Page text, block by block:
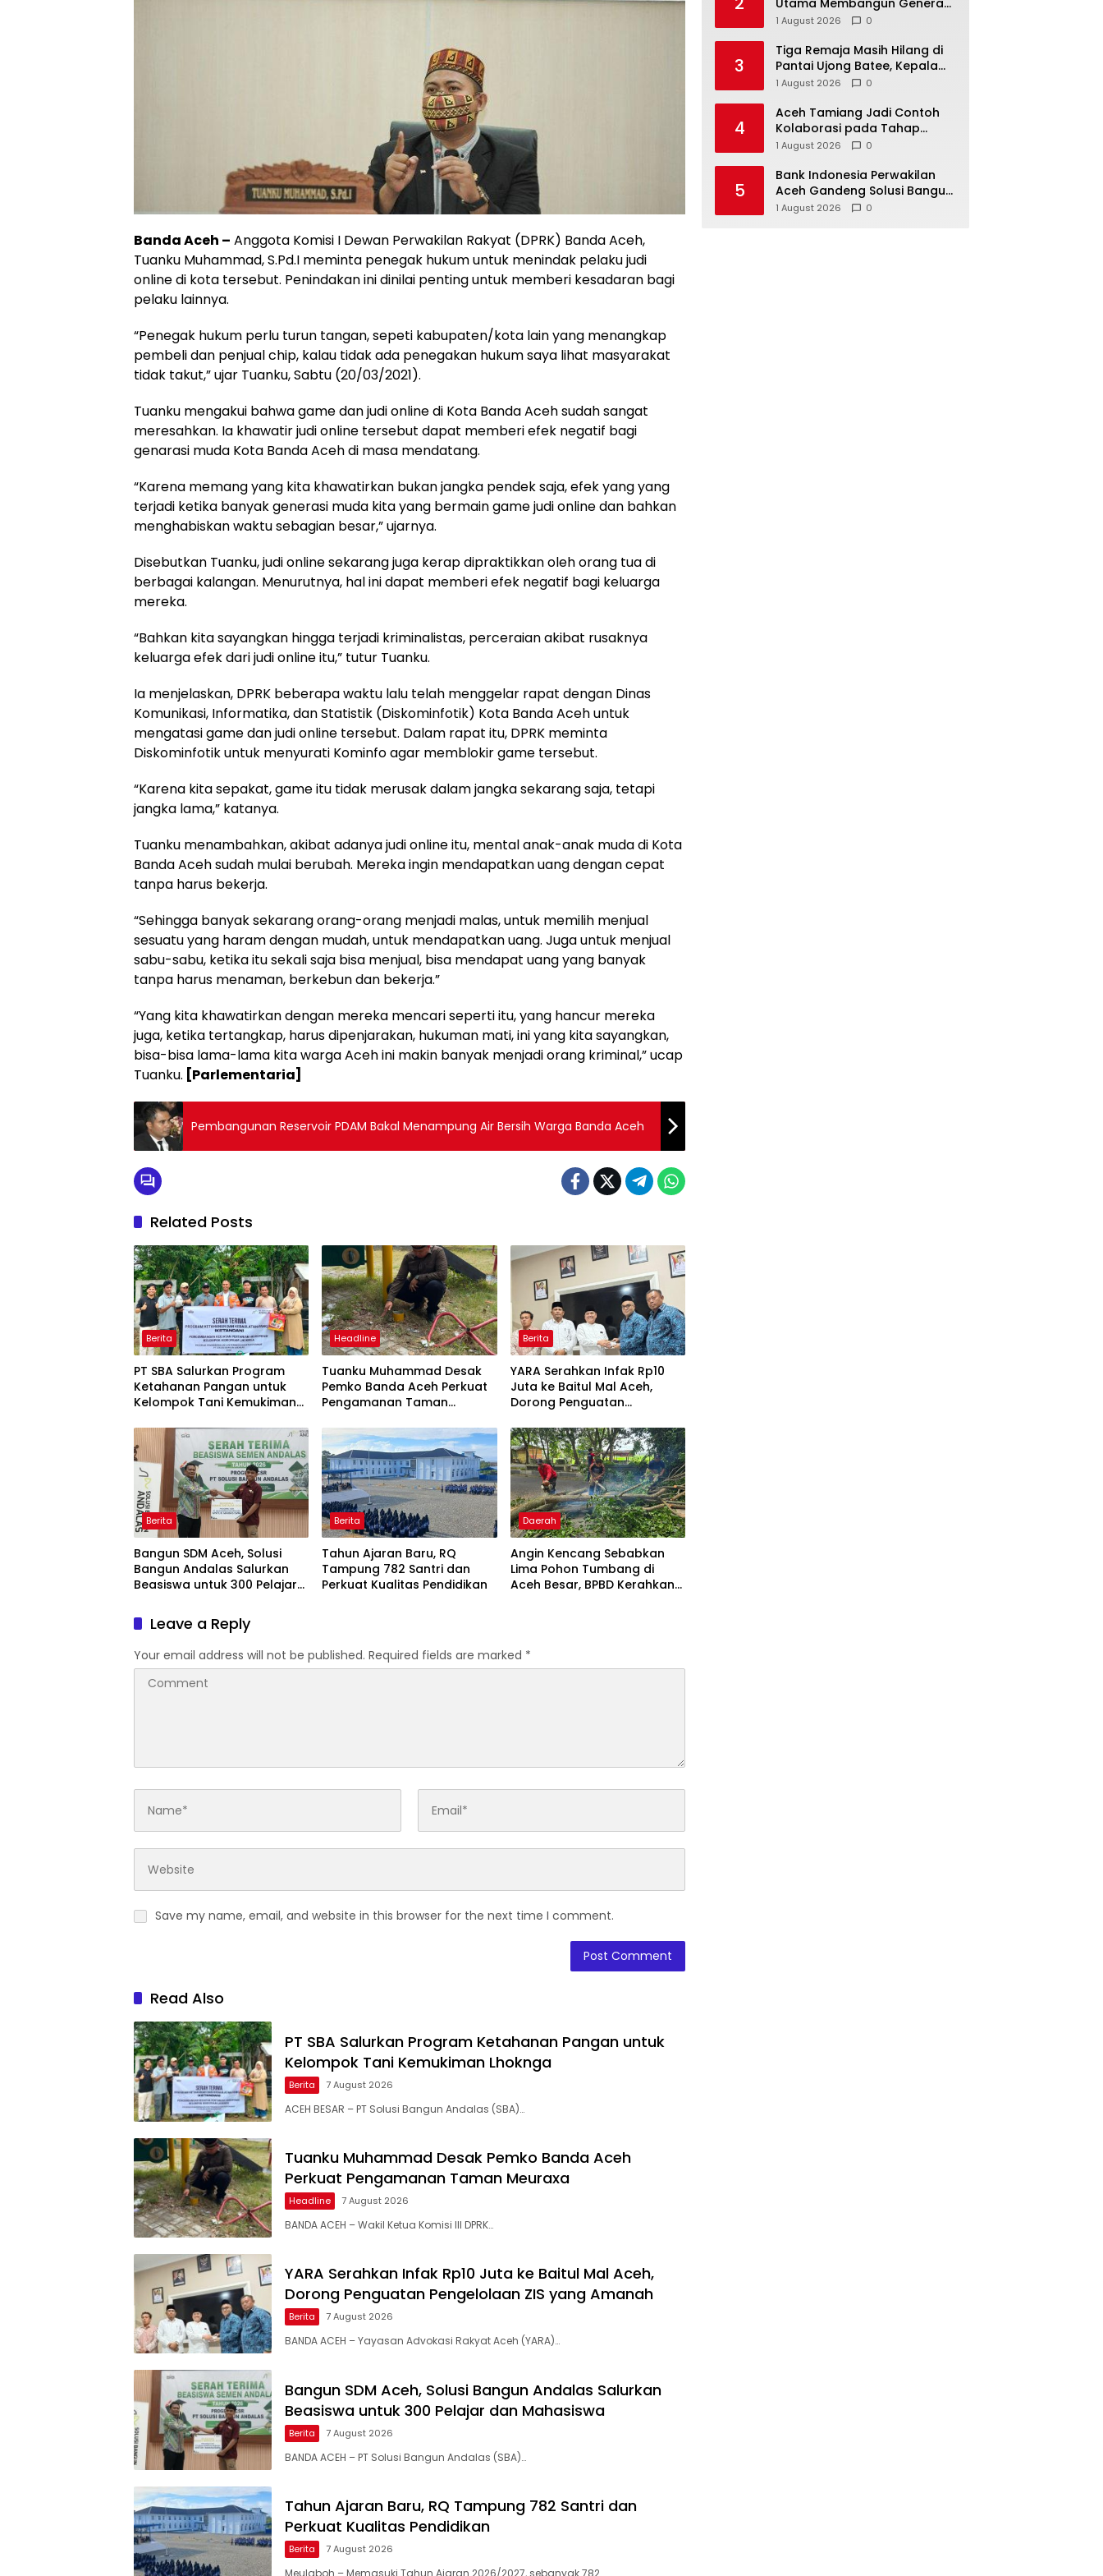
Banda Aceh – Anggota Komisi I Dewan Perwakilan Rakyat (DPRK) Banda Aceh,
Tuanku Muhammad, S.Pd.I meminta penegak hukum untuk menindak pelaku judi
online di kota tersebut. Penindakan ini dinilai penting untuk memberi kesadaran bagi
pelaku lainnya.
“Penegak hukum perlu turun tangan, sepeti kabupaten/kota lain yang menangkap
pembeli dan penjual chip, kalau tidak ada penegakan hukum saya lihat masyarakat
tidak takut,” ujar Tuanku, Sabtu (20/03/2021).
Tuanku mengakui bahwa game dan judi online di Kota Banda Aceh sudah sangat
meresahkan. Ia khawatir judi online tersebut dapat memberi efek negatif bagi
genarasi muda Kota Banda Aceh di masa mendatang.
“Karena memang yang kita khawatirkan bukan jangka pendek saja, efek yang yang
terjadi ketika banyak generasi muda kita yang bermain game judi online dan bahkan
menghabiskan waktu sebagian besar,” ujarnya.
Disebutkan Tuanku, judi online sekarang juga kerap dipraktikkan oleh orang tua di
berbagai kalangan. Menurutnya, hal ini dapat memberi efek negatif bagi keluarga
mereka.
“Bahkan kita sayangkan hingga terjadi kriminalistas, perceraian akibat rusaknya
keluarga efek dari judi online itu,” tutur Tuanku.
Ia menjelaskan, DPRK beberapa waktu lalu telah menggelar rapat dengan Dinas
Komunikasi, Informatika, dan Statistik (Diskominfotik) Kota Banda Aceh untuk
mengatasi game dan judi online tersebut. Dalam rapat itu, DPRK meminta
Diskominfotik untuk menyurati Kominfo agar memblokir game tersebut.
“Karena kita sepakat, game itu tidak merusak dalam jangka sekarang saja, tetapi
jangka lama,” katanya.
Tuanku menambahkan, akibat adanya judi online itu, mental anak-anak muda di Kota
Banda Aceh sudah mulai berubah. Mereka ingin mendapatkan uang dengan cepat
tanpa harus bekerja.
“Sehingga banyak sekarang orang-orang menjadi malas, untuk memilih menjual
sesuatu yang haram dengan mudah, untuk mendapatkan uang. Juga untuk menjual
sabu-sabu, ketika itu sekali saja bisa menjual, bisa mendapat uang yang banyak
tanpa harus menaman, berkebun dan bekerja.”
“Yang kita khawatirkan dengan mereka mencari seperti itu, yang hancur mereka
juga, ketika tertangkap, harus dipenjarakan, hukuman mati, ini yang kita sayangkan,
bisa-bisa lama-lama kita warga Aceh ini makin banyak menjadi orang kriminal,” ucap
Tuanku. [Parlementaria]
Pembangunan Reservoir PDAM Bakal Menampung Air Bersih Warga Banda Aceh
Related Posts
Berita
PT SBA Salurkan Program
Ketahanan Pangan untuk
Kelompok Tani Kemukiman
Headline
Tuanku Muhammad Desak
Pemko Banda Aceh Perkuat
Pengamanan Taman
Berita
YARA Serahkan Infak Rp10
Juta ke Baitul Mal Aceh,
Dorong Penguatan
Amanah
Berita
Bangun SDM Aceh, Solusi
Bangun Andalas Salurkan
Beasiswa untuk 300 Pelajar
Berita
Tahun Ajaran Baru, RQ
Tampung 782 Santri dan
Perkuat Kualitas Pendidikan
Daerah
Angin Kencang Sebabkan
Lima Pohon Tumbang di
Aceh Besar, BPBD Kerahkan
Leave a Reply
Your email address will not be published. Required fields are marked *
Save my name, email, and website in this browser for the next time I comment.
Read Also
PT SBA Salurkan Program Ketahanan Pangan untuk
Kelompok Tani Kemukiman Lhoknga
Berita 7 August 2026
ACEH BESAR – PT Solusi Bangun Andalas (SBA)…
Tuanku Muhammad Desak Pemko Banda Aceh
Perkuat Pengamanan Taman Meuraxa
Headline 7 August 2026
BANDA ACEH – Wakil Ketua Komisi III DPRK…
YARA Serahkan Infak Rp10 Juta ke Baitul Mal Aceh,
Dorong Penguatan Pengelolaan ZIS yang Amanah
Berita 7 August 2026
BANDA ACEH – Yayasan Advokasi Rakyat Aceh (YARA)…
Bangun SDM Aceh, Solusi Bangun Andalas Salurkan
Beasiswa untuk 300 Pelajar dan Mahasiswa
Berita 7 August 2026
BANDA ACEH – PT Solusi Bangun Andalas (SBA)…
Tahun Ajaran Baru, RQ Tampung 782 Santri dan
Perkuat Kualitas Pendidikan
Berita 7 August 2026
Meulaboh – Memasuki Tahun Ajaran 2026/2027, sebanyak 782…
Beriman dan Berakhlak
1 August 2026 0
3
Tiga Remaja Masih Hilang di
Pantai Ujong Batee, Kepala
BPBD Aceh Besar: Pencarian
1 August 2026 0
4
Aceh Tamiang Jadi Contoh
Kolaborasi pada Tahap
Rekonstruksi, Revitalisasi
Masyarakat
1 August 2026 0
5
Bank Indonesia Perwakilan
Aceh Gandeng Solusi Bangun
Andalas Manfaatkan Limbah
1 August 2026 0